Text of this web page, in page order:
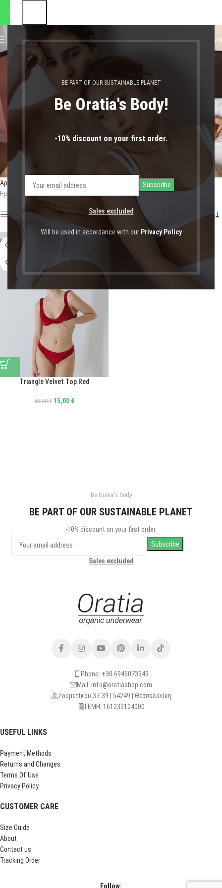
BE PART OF OUR SUSTAINABLE PLANET
Be Oratia's Body!
-10% discount on your first order.
Sales excluded
Will be used in accordance with our Privacy Policy
MENU 0,00€ LOGIN /
μεγάλα μεγέθη
Αρχική σελίδα Shop Προϊόντα με ετικέτα “μεγάλα μεγέθη”
Εμφάνιση του μοναδικού αποτελέσματος
Show sidebar
-67%
Triangle Velvet Top Red
45,00€ 15,00 €
Be Oratia's Body
BE PART OF OUR SUSTAINABLE PLANET
-10% discount on your first order.
Sales excluded
Phone: +30 6945073349
Mail: info@oratiashop.com
Ζουμετίκου 37-39 | 54249 | Θεσσαλονίκη
ΓΕΜΗ: 161233104000
USEFUL LINKS
Payment Methods
Returns and Changes
Terms Of Use
Privacy Policy
CUSTOMER CARE
Size Guide
About
Contact us
Tracking Order
Follow: